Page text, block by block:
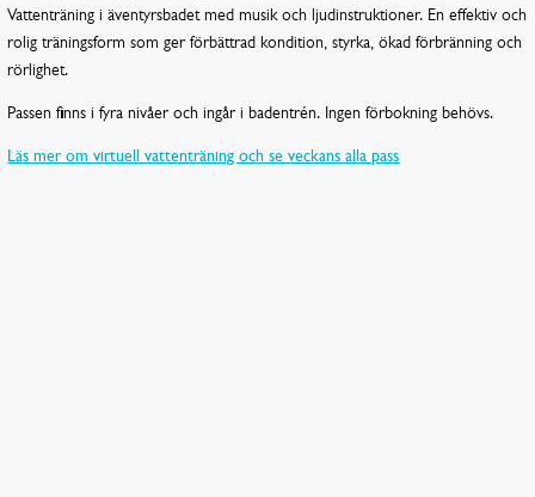
Vattenträning i äventyrsbadet med musik och ljudinstruktioner. En effektiv och
rolig träningsform som ger förbättrad kondition, styrka, ökad förbränning och
rörlighet.
Passen finns i fyra nivåer och ingår i badentrén. Ingen förbokning behövs.
Läs mer om virtuell vattenträning och se veckans alla pass